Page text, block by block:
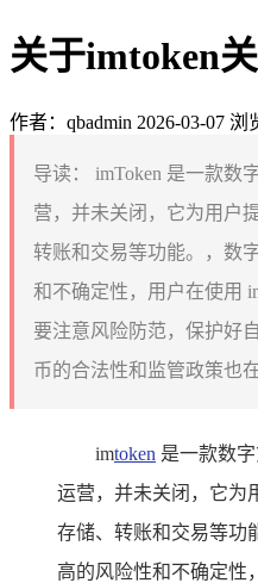
关于imtoken
作者：qbadmin 2026-03-07 浏
导读：
imToken 是一款数
营，并未关闭，它为用户
转账和交易等功能。，数
和不确定性，用户在使用
要注意风险防范，保护好
币的合法性和监管政策也
imtoken 是一款数
运营，并未关闭，它为
存储、转账和交易等功
高的风险性和不确定性